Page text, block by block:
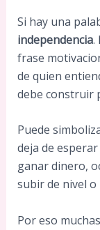
Si hay una
independencia.
frase
de quien
debe construir
Puede
deja de
ganar dinero,
subir de nivel
Por eso